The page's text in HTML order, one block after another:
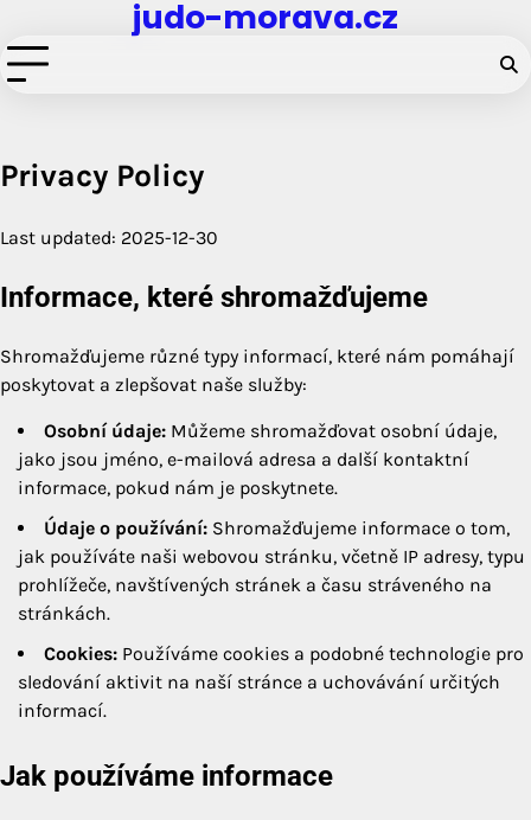
to
content
judo-morava.cz
Privacy Policy
Last updated: 2025-12-30
Informace, které shromažďujeme
Shromažďujeme různé typy informací, které nám pomáhají
poskytovat a zlepšovat naše služby:
Osobní údaje: Můžeme shromažďovat osobní údaje,
jako jsou jméno, e-mailová adresa a další kontaktní
informace, pokud nám je poskytnete.
Údaje o používání: Shromažďujeme informace o tom,
jak používáte naši webovou stránku, včetně IP adresy, typu
prohlížeče, navštívených stránek a času stráveného na
stránkách.
Cookies: Používáme cookies a podobné technologie pro
sledování aktivit na naší stránce a uchovávání určitých
informací.
Jak používáme informace